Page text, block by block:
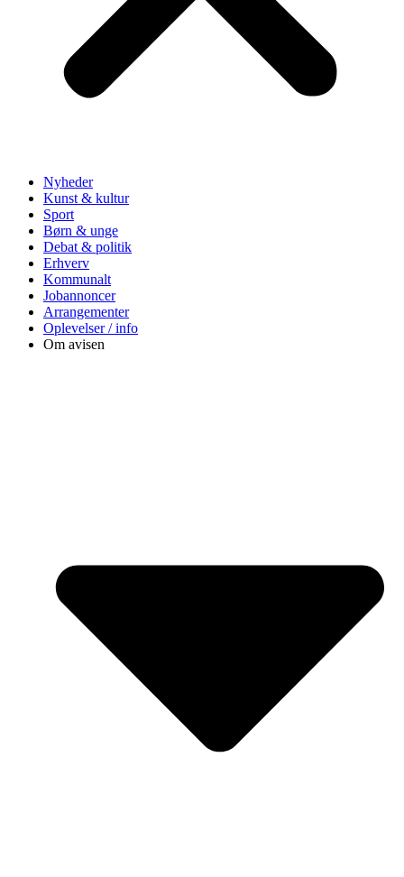
Nyheder
Kunst & kultur
Sport
Børn & unge
Debat & politik
Erhverv
Kommunalt
Jobannoncer
Arrangementer
Oplevelser / info
Om avisen